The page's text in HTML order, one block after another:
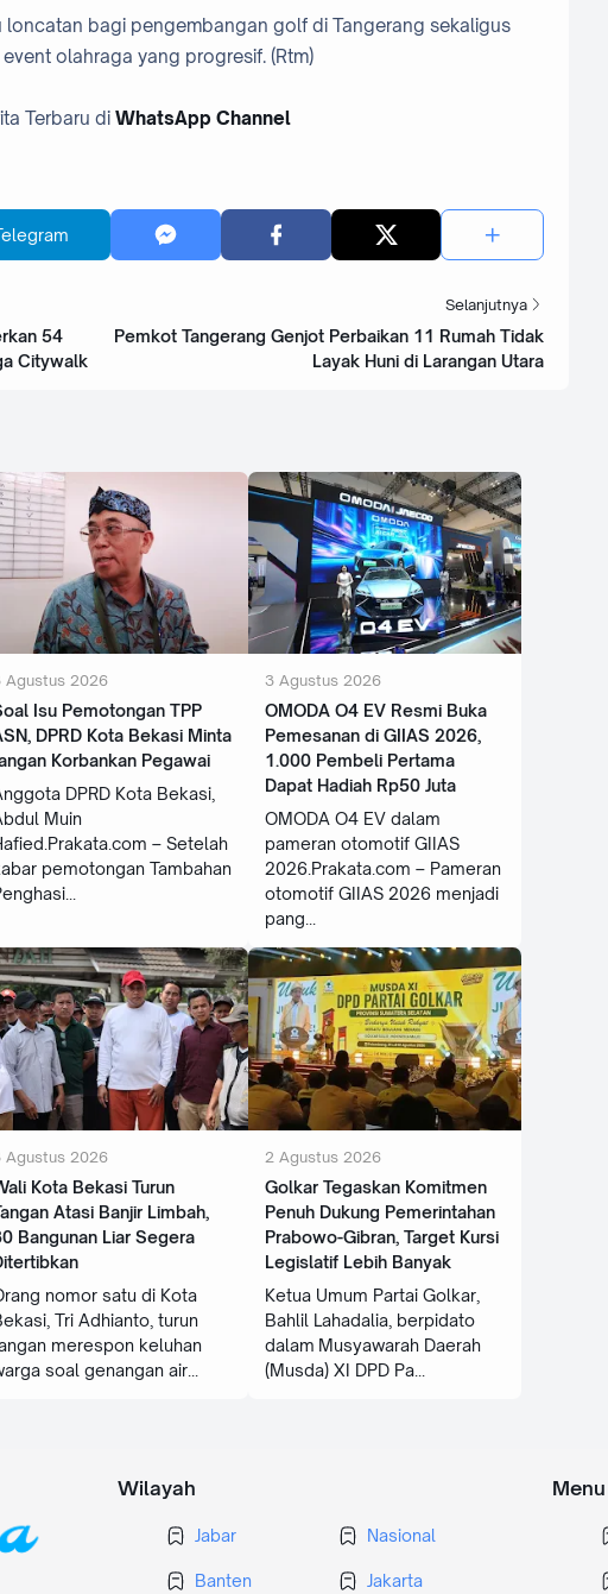
loncatan bagi pengembangan golf di Tangerang sekaligus
olahraga yang progresif. (Rtm)
Terbaru di WhatsApp Channel
54
Citywalk
Selanjutnya
Pemkot Tangerang Genjot Perbaikan 11 Rumah Tidak
Layak Huni di Larangan Utara
Agustus 2026
Isu Pemotongan TPP
DPRD Kota Bekasi Minta
Korbankan Pegawai
DPRD Kota Bekasi,
Muin
– Setelah
pemotongan Tambahan
3 Agustus 2026
OMODA O4 EV Resmi Buka
Pemesanan di GIIAS 2026,
1.000 Pembeli Pertama
Dapat Hadiah Rp50 Juta
OMODA O4 EV dalam
pameran otomotif GIIAS
2026.Prakata.com – Pameran
otomotif GIIAS 2026 menjadi
pang
Agustus 2026
Kota Bekasi Turun
Atasi Banjir Limbah,
Bangunan Liar Segera
nomor satu di Kota
Tri Adhianto, turun
merespon keluhan
soal genangan air
2 Agustus 2026
Golkar Tegaskan Komitmen
Penuh Dukung Pemerintahan
Prabowo-Gibran, Target Kursi
Legislatif Lebih Banyak
Ketua Umum Partai Golkar,
Bahlil Lahadalia, berpidato
dalam Musyawarah Daerah
(Musda) XI DPD Pa
Wilayah
Jabar Nasional
Banten Jakarta
Menu